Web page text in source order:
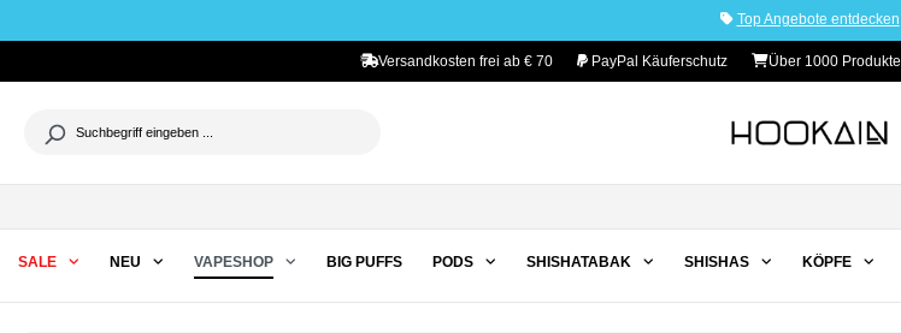
Top Angebote entdecken
Versandkosten frei ab € 70 PayPal Käuferschutz Über 1000 Produkte
SALE NEU VAPESHOP BIG PUFFS PODS SHISHATABAK SHISHAS KÖPFE